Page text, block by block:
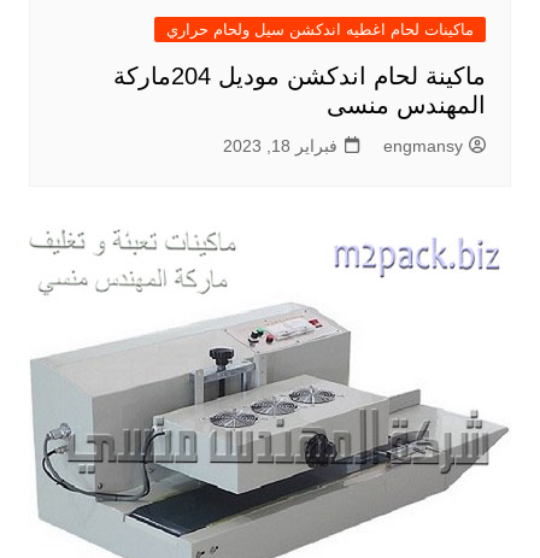
ماكينات لحام اغطيه اندكشن سيل ولحام حراري
ماكينة لحام اندكشن موديل 204ماركة
المهندس منسى
engmansy فبراير 18, 2023